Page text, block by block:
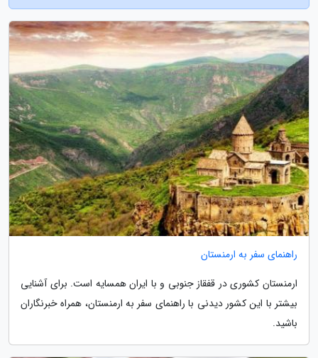
راهنمای سفر به ارمنستان
ارمنستان کشوری در قفقاز جنوبی و با ایران همسایه است. برای آشنایی
بیشتر با این کشور دیدنی با راهنمای سفر به ارمنستان، همراه خبرنگاران
باشید.